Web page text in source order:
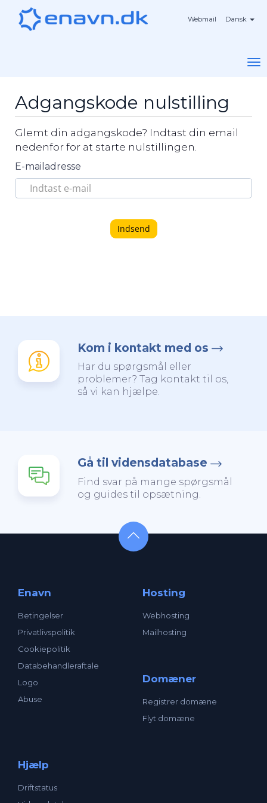
Webmail Dansk
Adgangskode nulstilling
Glemt din adgangskode? Indtast din email
nedenfor for at starte nulstillingen.
E-mailadresse
Indsend
Kom i kontakt med os
Har du spørgsmål eller
problemer? Tag kontakt til os,
så vi kan hjælpe.
Gå til vidensdatabase
Find svar på mange spørgsmål
og guides til opsætning.
Enavn
Betingelser
Privatlivspolitik
Cookiepolitik
Databehandleraftale
Logo
Abuse
Hosting
Webhosting
Mailhosting
Domæner
Registrer domæne
Flyt domæne
Hjælp
Driftstatus